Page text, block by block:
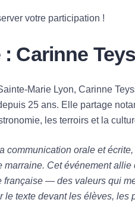
votre participation !
Carinne
Marie Lyon, Carinne
25 ans. Elle partage
les terroirs et la
communication orale et
marraine. Cet événement
française — des valeurs qui
le texte devant les élèves, les